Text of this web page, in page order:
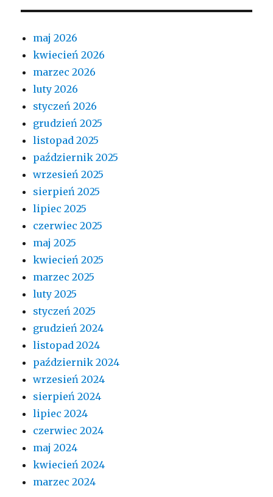
maj 2026
kwiecień 2026
marzec 2026
luty 2026
styczeń 2026
grudzień 2025
listopad 2025
październik 2025
wrzesień 2025
sierpień 2025
lipiec 2025
czerwiec 2025
maj 2025
kwiecień 2025
marzec 2025
luty 2025
styczeń 2025
grudzień 2024
listopad 2024
październik 2024
wrzesień 2024
sierpień 2024
lipiec 2024
czerwiec 2024
maj 2024
kwiecień 2024
marzec 2024